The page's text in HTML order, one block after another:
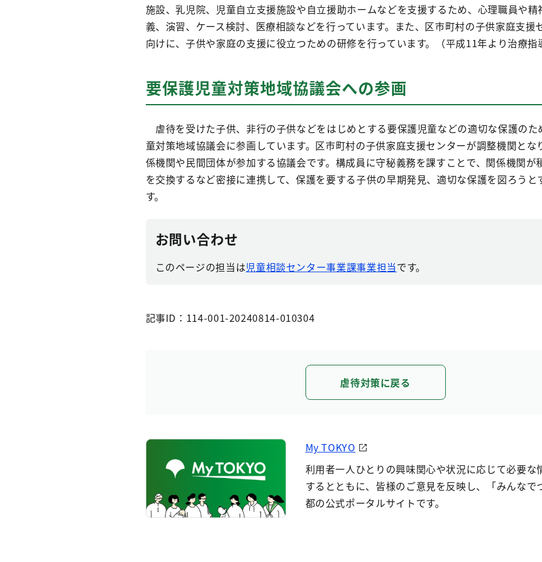
施設、乳児院、児童自立支援施設や自立援助ホームなどを支援するため、心理職員や精
義、演習、ケース検討、医療相談などを行っています。また、区市町村の子供家庭支援
向けに、子供や家庭の支援に役立つための研修を行っています。（平成11年より治療指
要保護児童対策地域協議会への参画
虐待を受けた子供、非行の子供などをはじめとする要保護児童などの適切な保護のた
童対策地域協議会に参画しています。区市町村の子供家庭支援センターが調整機関とな
係機関や民間団体が参加する協議会です。構成員に守秘義務を課すことで、関係機関が
を交換するなど密接に連携して、保護を要する子供の早期発見、適切な保護を図ろうと
す。
お問い合わせ
このページの担当は児童相談センター事業課事業担当です。
記事ID：114-001-20240814-010304
虐待対策に戻る
My TOKYO
利用者一人ひとりの興味関心や状況に応じて必要な
するとともに、皆様のご意見を反映し、「みんなで
都の公式ポータルサイトです。